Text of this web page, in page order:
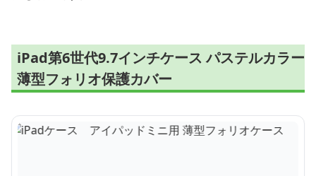
iPad第6世代9.7インチケース パステルカラー
薄型フォリオ保護カバー